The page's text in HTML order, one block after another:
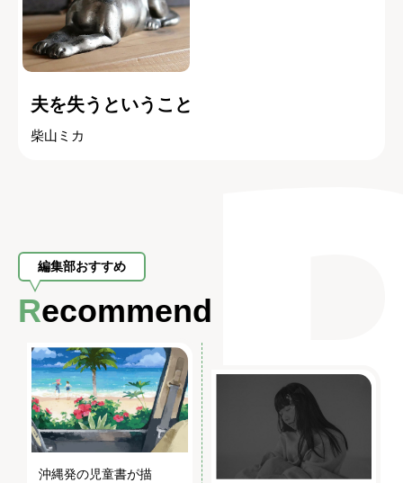
夫を失うということ
柴山ミカ
編集部おすすめ
Recommend
沖縄発の児童書が描